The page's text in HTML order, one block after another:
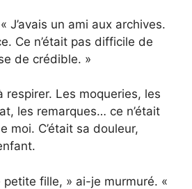
J’avais un ami aux archives.
Ce n’était pas difficile de
de crédible. »
respirer. Les moqueries, les
les remarques… ce n’était
moi. C’était sa douleur,
petite fille, » ai-je murmuré. «